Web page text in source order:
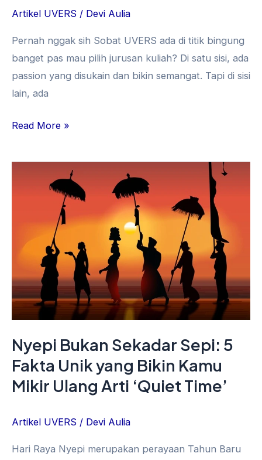
Artikel UVERS / Devi Aulia
Pernah nggak sih Sobat UVERS ada di titik bingung
banget pas mau pilih jurusan kuliah? Di satu sisi, ada
passion yang disukain dan bikin semangat. Tapi di sisi
lain, ada
Read More »
Nyepi Bukan Sekadar Sepi: 5
Fakta Unik yang Bikin Kamu
Mikir Ulang Arti ‘Quiet Time’
Artikel UVERS / Devi Aulia
Hari Raya Nyepi merupakan perayaan Tahun Baru
Unik
yang
Bikin
Mikir
Ulang
Arti
Time’